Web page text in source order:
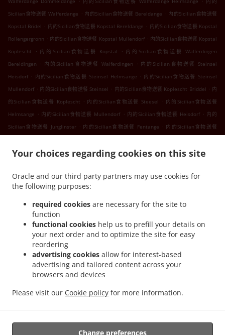
Your choices regarding cookies on this site
Oracle and our third party partners may use cookies for
the following purposes:
required cookies are necessary for the site to
function
functional cookies help us to prefill your details on
your next order and to optimize the site for easy
reordering
advertising cookies allow for interest-based
advertising and tailored content across your
browsers and devices
Please visit our Cookie policy for more information.
Change preferences
Sicilian食物送餐 Walferdange . 内的Sicilian食物送餐 Bereldange . 内的Sicilian食物送餐
Kopstal Bridel . 内的Sicilian食物送餐 Kopstal Bereldange . 内的Sicilian食物送餐 Kopstal
Rollengergronn . 内的Sicilian食物送餐 Kopstal Mullendorf . 内的Sicilian食物送餐 Kopstal
Koplescht
. 内的Sicilian食物送餐 Kopstal . 内的Sicilian食物送餐 Walferdingen
Bereldingen
. 内的Sicilian食物送餐 Walferdingen . 内的Sicilian食物送餐 Steinsel
Heisdorf . 内的Sicilian食物送餐 Steinsel Helmsange . 内的Sicilian食物送餐 Steinsel
Mullendorf . 内的Sicilian食物送餐 Steinsel . 内的Sicilian食物送餐 Koplescht Briddel . 内
的Sicilian食物送餐 Koplescht . 内的Sicilian食物送餐 Steesel . 内的Sicilian食物送餐
Helmsange . 内的Sicilian食物送餐 Mullendorf . 内的Sicilian食物送餐 Heisdorf . 内的
Sicilian食物送餐 Junglinster . 内的Sicilian食物送餐 Fentange . 内的Sicilian食物送餐
Lorentzweiler Boufer . 内的Sicilian食物送餐 Lorentzweiler Helmdange . 内的Sicilian食物
Sicilian食物送餐 Lorentzweiler Hielem . 内的Sicilian食物送餐 Lorentzweiler
Sicilian食物送餐 Luerenzweiler Boufer
的Sicilian食物送餐 Luerenzweiler
内的Sicilian食物送餐 Helmdange . 内的Sicilian食物送
餐 Kehlen Bridel . 内的Sicilian食物送餐 Kehlen Brameschhaff
Kehlen
内的Sicilian食物送餐 Contern . 内的Sicilian食物送餐 Alzingen . 内的Sicilian食物
送餐 Findel Hamm
. 内的Sicilian食物送餐 Findel
内的Sicilian食物送餐 Roeser
Kockelscheuer
内的Sicilian食物送餐 Roeser Gasperich
内的Sicilian食物送餐 Roeser
内的Sicilian食物送餐 Roeser Bivange . 内的Sicilian食物送餐 Roeser Fentange
内的Sicilian食物送餐 Roeser . 内的Sicilian食物送餐 Sandweiler Findel
送餐 Sandweiler Hamm
内的Sicilian食物送餐 Sandweiler
内的Sicilian食物送餐